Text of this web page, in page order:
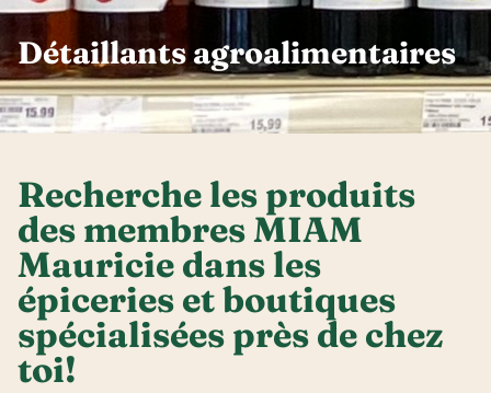
Détaillants agroalimentaires
Recherche les produits
des membres MIAM
Mauricie dans les
épiceries et boutiques
spécialisées près de chez
toi!